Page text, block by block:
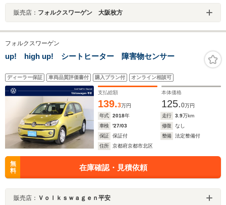
販売店： フォルクスワーゲン 大阪枚方
フォルクスワーゲン
up! high up! シートヒーター 障害物センサー
ディーラー保証 車両品質評価書付 購入プラン付 オンライン相談可
支払総額
139.3万円
本体価格
125.0万円
年式
2018年 走行 3.9万km
車検
'27/03 修復
なし
保証
保証付 整備
法定整備付
住所
京都府京都市北区
無
料
在庫確認・見積依頼
販売店： Ｖｏｌｋｓｗａｇｅｎ平安